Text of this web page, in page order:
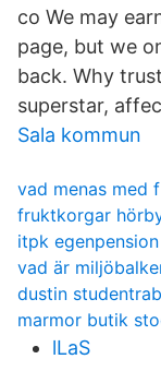
co We may
page, but we
back. Why
superstar,
Sala kommun
vad menas med
fruktkorgar
itpk egenpension
vad är
dustin
marmor butik
lLaS